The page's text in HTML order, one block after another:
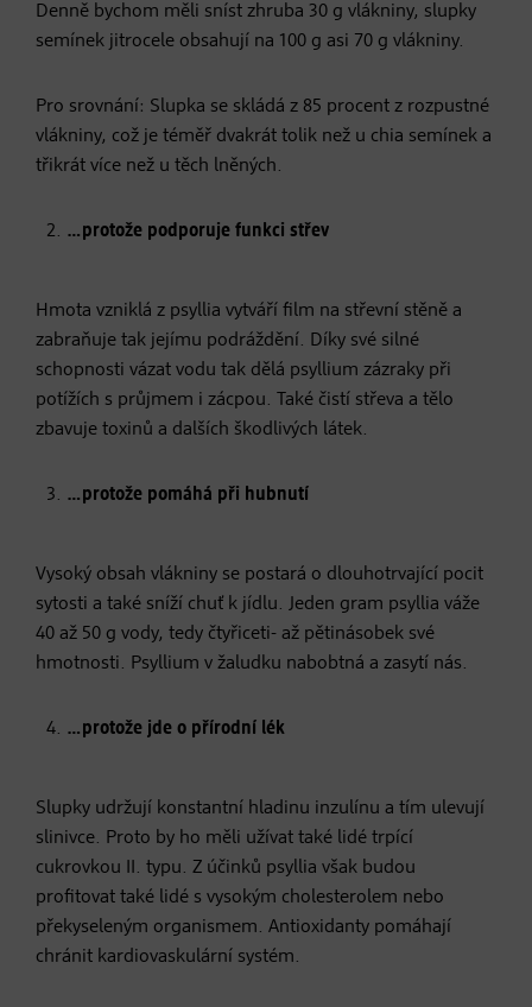
Denně bychom měli sníst zhruba 30 g vlákniny, slupky
semínek jitrocele obsahují na 100 g asi 70 g vlákniny.
Pro srovnání: Slupka se skládá z 85 procent z rozpustné
vlákniny, což je téměř dvakrát tolik než u chia semínek a
třikrát více než u těch lněných.
…protože podporuje funkci střev
Hmota vzniklá z psyllia vytváří film na střevní stěně a
zabraňuje tak jejímu podráždění. Díky své silné
schopnosti vázat vodu tak dělá psyllium zázraky při
potížích s průjmem i zácpou. Také čistí střeva a tělo
zbavuje toxinů a dalších škodlivých látek.
…protože pomáhá při hubnutí
Vysoký obsah vlákniny se postará o dlouhotrvající pocit
sytosti a také sníží chuť k jídlu. Jeden gram psyllia váže
40 až 50 g vody, tedy čtyřiceti- až pětinásobek své
hmotnosti. Psyllium v žaludku nabobtná a zasytí nás.
…protože jde o přírodní lék
Slupky udržují konstantní hladinu inzulínu a tím ulevují
slinivce. Proto by ho měli užívat také lidé trpící
cukrovkou II. typu. Z účinků psyllia však budou
profitovat také lidé s vysokým cholesterolem nebo
překyseleným organismem. Antioxidanty pomáhají
chránit kardiovaskulární systém.